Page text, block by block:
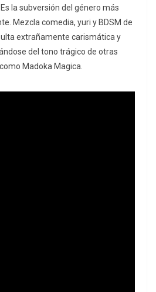
Es la subversión del género más
Mezcla comedia, yuri y BDSM de
extrañamente carismática y
del tono trágico de otras
Madoka Magica